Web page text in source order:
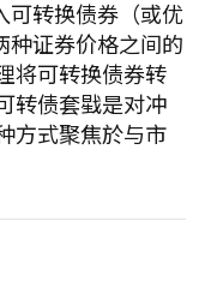
可转换债券（或优
种证券价格之间的
将可转换债券转
转债套戥是对冲
方式聚焦於与市